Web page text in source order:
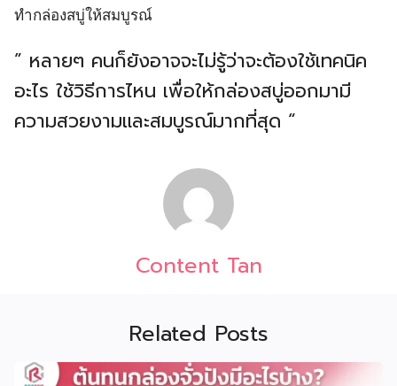
ทำกล่องสบู่ให้สมบูรณ์
” หลายๆ คนก็ยังอาจจะไม่รู้ว่าจะต้องใช้เทคนิค
อะไร ใช้วิธีการไหน เพื่อให้กล่องสบู่ออกมามี
ความสวยงามและสมบูรณ์มากที่สุด “
Content Tan
Related Posts